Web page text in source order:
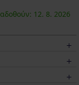
12. 8. 2026